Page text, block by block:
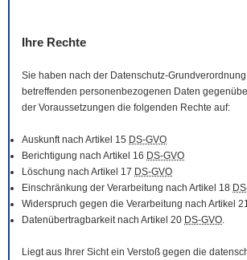
Ihre Rechte
Sie haben nach der Datenschutz-
betreffenden personenbezogenen Daten
der Voraussetzungen die folgenden Rechte auf:
Auskunft nach Artikel 15 DS-GVO
Berichtigung nach Artikel 16 DS-GVO
Löschung nach Artikel 17 DS-GVO
Einschränkung der Verarbeitung nach Artikel 18
Widerspruch gegen die Verarbeitung nach Artikel
Datenübertragbarkeit nach Artikel 20 DS-GVO.
Liegt aus Ihrer Sicht ein Verstoß gegen die